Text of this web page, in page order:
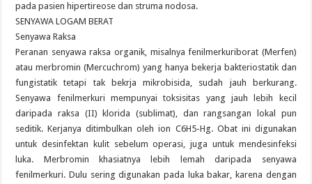
pada pasien hipertireose dan struma nodosa.
SENYAWA LOGAM BERAT
Senyawa Raksa
Peranan senyawa raksa organik, misalnya fenilmerkuriborat (Merfen)
atau merbromin (Mercuchrom) yang hanya bekerja bakteriostatik dan
fungistatik tetapi tak bekrja mikrobisida, sudah jauh berkurang.
Senyawa fenilmerkuri mempunyai toksisitas yang jauh lebih kecil
daripada raksa (II) klorida (sublimat), dan rangsangan lokal pun
seditik. Kerjanya ditimbulkan oleh ion C6H5-Hg. Obat ini digunakan
untuk desinfektan kulit sebelum operasi, juga untuk mendesinfeksi
luka. Merbromin khasiatnya lebih lemah daripada senyawa
fenilmerkuri. Dulu sering digunakan pada luka bakar, karena dengan